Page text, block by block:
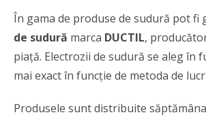
În gama de produse de sudură pot fi
de sudură marca DUCTIL,
piață. Electrozii de sudură se aleg în
mai exact în funcție de metoda de
Produsele sunt distribuite